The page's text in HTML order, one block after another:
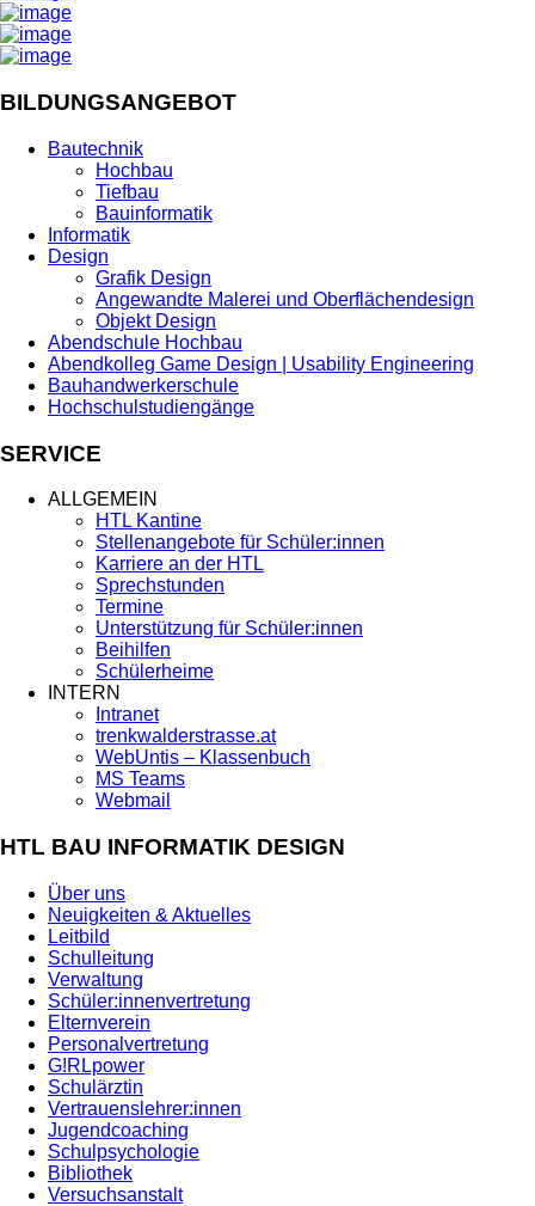
BILDUNGSANGEBOT
Bautechnik
Hochbau
Tiefbau
Bauinformatik
Informatik
Design
Grafik Design
Angewandte Malerei und Oberflächendesign
Objekt Design
Abendschule Hochbau
Abendkolleg Game Design | Usability Engineering
Bauhandwerkerschule
Hochschulstudiengänge
SERVICE
ALLGEMEIN
HTL Kantine
Stellenangebote für Schüler:innen
Karriere an der HTL
Sprechstunden
Termine
Unterstützung für Schüler:innen
Beihilfen
Schülerheime
INTERN
Intranet
trenkwalderstrasse.at
WebUntis – Klassenbuch
MS Teams
Webmail
HTL BAU INFORMATIK DESIGN
Über uns
Neuigkeiten & Aktuelles
Leitbild
Schulleitung
Verwaltung
Schüler:innenvertretung
Elternverein
Personalvertretung
G!RLpower
Schulärztin
Vertrauenslehrer:innen
Jugendcoaching
Schulpsychologie
Bibliothek
Versuchsanstalt